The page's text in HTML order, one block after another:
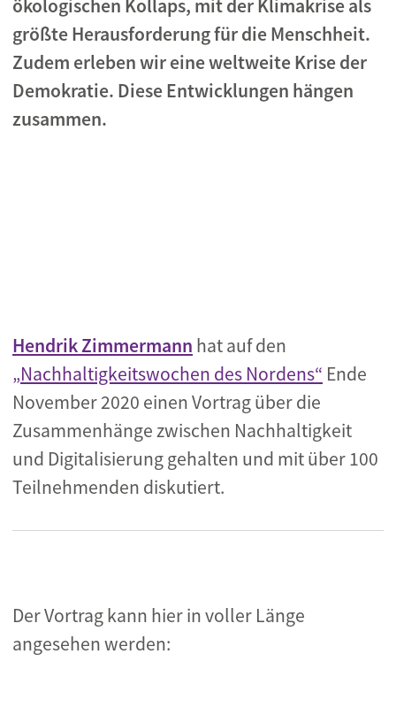
ökologischen Kollaps, mit der Klimakrise als
größte Herausforderung für die Menschheit.
Zudem erleben wir eine weltweite Krise der
Demokratie. Diese Entwicklungen hängen
zusammen.
Hendrik Zimmermann hat auf den
„Nachhaltigkeitswochen des Nordens“ Ende
November 2020 einen Vortrag über die
Zusammenhänge zwischen Nachhaltigkeit
und Digitalisierung gehalten und mit über 100
Teilnehmenden diskutiert.
Der Vortrag kann hier in voller Länge
angesehen werden: